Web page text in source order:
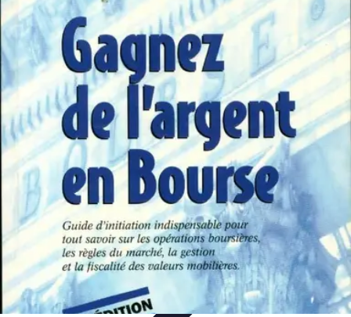
Expertises Financières
Épargne et Investissement
Éducation
Financière
ÉpargneInvestissementBourse
Expertises Financières